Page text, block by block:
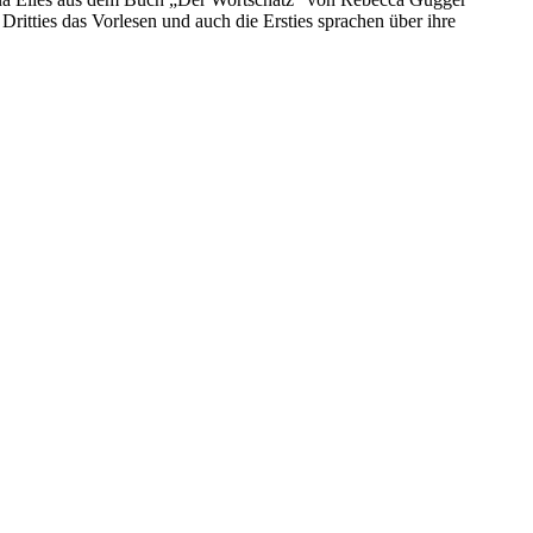
das Vorlesen und auch die Ersties sprachen über ihre